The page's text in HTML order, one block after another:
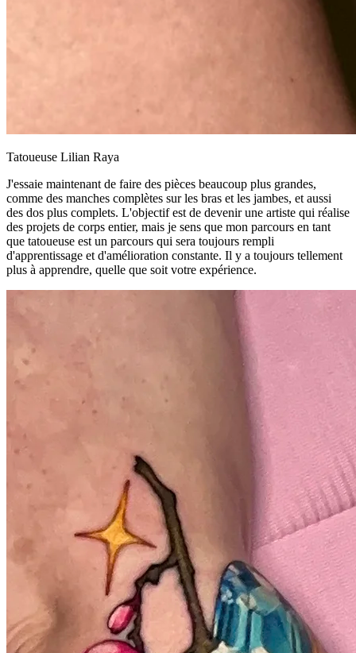
Tatoueuse Lilian Raya
J'essaie maintenant de faire des pièces beaucoup plus grandes,
comme des manches complètes sur les bras et les jambes, et aussi
des dos plus complets. L'objectif est de devenir une artiste qui réalise
des projets de corps entier, mais je sens que mon parcours en tant
que tatoueuse est un parcours qui sera toujours rempli
d'apprentissage et d'amélioration constante. Il y a toujours tellement
plus à apprendre, quelle que soit votre expérience.